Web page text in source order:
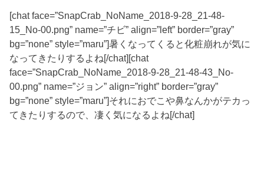
[chat face=”SnapCrab_NoName_2018-9-28_21-48-
15_No-00.png” name=”チビ” align=”left” border=”gray”
bg=”none” style=”maru”]暑くなってくると化粧崩れが気に
なってきたりするよね[/chat][chat
face=”SnapCrab_NoName_2018-9-28_21-48-43_No-
00.png” name=”ジョン” align=”right” border=”gray”
bg=”none” style=”maru”]それにおでこや鼻なんかがテカっ
てきたりするので、凄く気になるよね[/chat]